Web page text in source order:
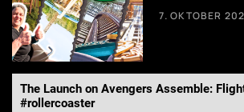
7. OKTOBER
The Launch on Avengers Assemble:
#rollercoaster